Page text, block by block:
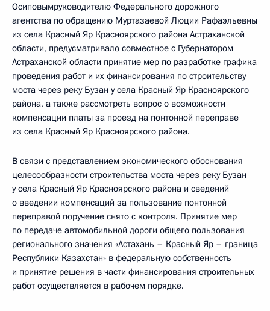
Осиповымруководителю Федерального дорожного
агентства по обращению Муртазаевой Люции Рафаэльевны
из села Красный Яр Красноярского района Астраханской
области, предусматривало совместное с Губернатором
Астраханской области принятие мер по разработке графика
проведения работ и их финансирования по строительству
моста через реку Бузан у села Красный Яр Красноярского
района, а также рассмотреть вопрос о возможности
компенсации платы за проезд на понтонной переправе
из села Красный Яр Красноярского района.
В связи с представлением экономического обоснования
целесообразности строительства моста через реку Бузан
у села Красный Яр Красноярского района и сведений
о введении компенсаций за пользование понтонной
переправой поручение снято с контроля. Принятие мер
по передаче автомобильной дороги общего пользования
регионального значения «Астахань – Красный Яр – граница
Республики Казахстан» в федеральную собственность
и принятие решения в части финансирования строительных
работ осуществляется в рабочем порядке.